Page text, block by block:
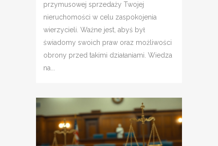
przymusowej sprzedaży Twojej
nieruchomości w celu zaspokojenia
wierzycieli. Ważne jest, abyś był
świadomy swoich praw oraz możliwości
obrony przed takimi działaniami. Wiedza
na...